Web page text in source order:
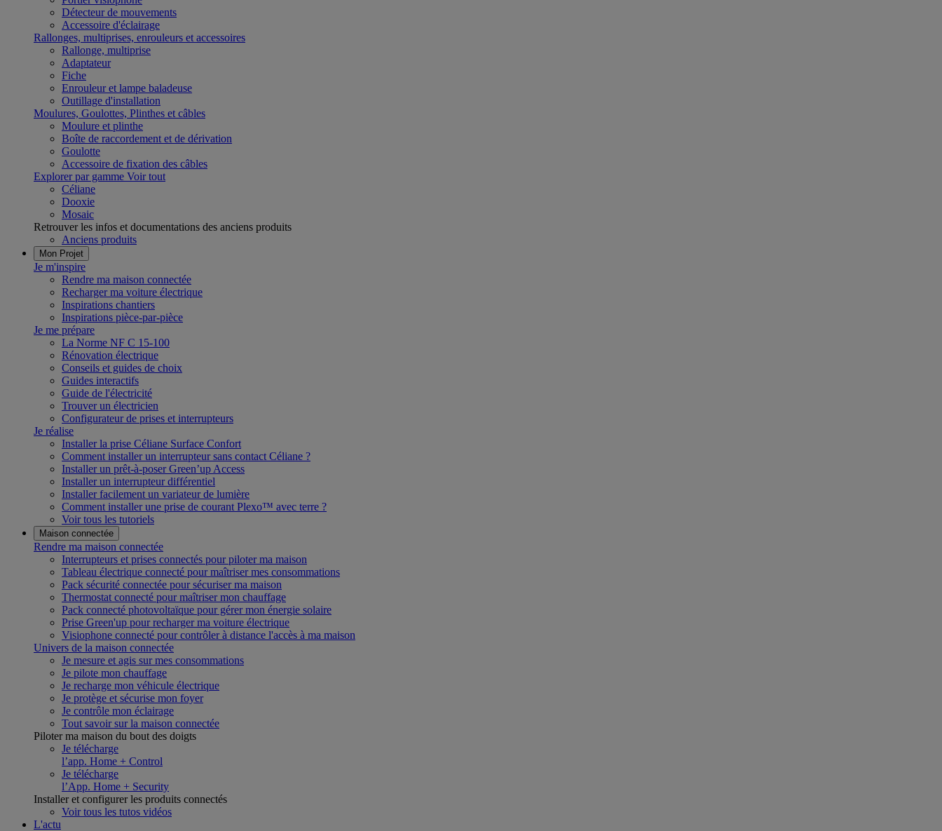
Détecteur de mouvements
Accessoire d'éclairage
Rallonges, multiprises, enrouleurs et accessoires
Rallonge, multiprise
Adaptateur
Fiche
Enrouleur et lampe baladeuse
Outillage d'installation
Moulures, Goulottes, Plinthes et câbles
Moulure et plinthe
Boîte de raccordement et de dérivation
Goulotte
Accessoire de fixation des câbles
Explorer par gamme Voir tout
Céliane
Dooxie
Mosaic
Retrouver les infos et documentations des anciens produits
Anciens produits
Mon Projet
Je m'inspire
Rendre ma maison connectée
Recharger ma voiture électrique
Inspirations chantiers
Inspirations pièce-par-pièce
Je me prépare
La Norme NF C 15-100
Rénovation électrique
Conseils et guides de choix
Guides interactifs
Guide de l'électricité
Trouver un électricien
Configurateur de prises et interrupteurs
Je réalise
Installer la prise Céliane Surface Confort
Comment installer un interrupteur sans contact Céliane ?
Installer un prêt-à-poser Green’up Access
Installer un interrupteur différentiel
Installer facilement un variateur de lumière
Comment installer une prise de courant Plexo™ avec terre ?
Voir tous les tutoriels
Maison connectée
Rendre ma maison connectée
Interrupteurs et prises connectés pour piloter ma maison
Tableau électrique connecté pour maîtriser mes consommations
Pack sécurité connectée pour sécuriser ma maison
Thermostat connecté pour maîtriser mon chauffage
Pack connecté photovoltaïque pour gérer mon énergie solaire
Prise Green'up pour recharger ma voiture électrique
Visiophone connecté pour contrôler à distance l'accès à ma maison
Univers de la maison connectée
Je mesure et agis sur mes consommations
Je pilote mon chauffage
Je recharge mon véhicule électrique
Je protège et sécurise mon foyer
Je contrôle mon éclairage
Tout savoir sur la maison connectée
Piloter ma maison du bout des doigts
Je télécharge
l’app. Home + Control
Je télécharge
l’App. Home + Security
Installer et configurer les produits connectés
Voir tous les tutos vidéos
L'actu